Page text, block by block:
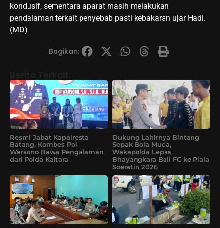
kondusif, sementara aparat masih melakukan
pendalaman terkait penyebab pasti kebakaran ujar Hadi.
(MD)
Bagikan:
Resmi Jabat Kapolresta
Batang, Kombes Pol
Warsono Bawa Pengalaman
dari Polda Kaltara
Dukung Lahirnya Bintang
Sepak Bola Muda,
Wakapolda Lepas
Bhayangkara Bali FC ke Piala
Soeratin 2026